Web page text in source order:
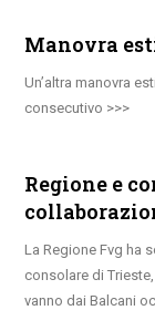
Manovra
Un’altra manovra
consecutivo
Regione e
La Regione Fvg ha
consolare di
vanno dai Balcani